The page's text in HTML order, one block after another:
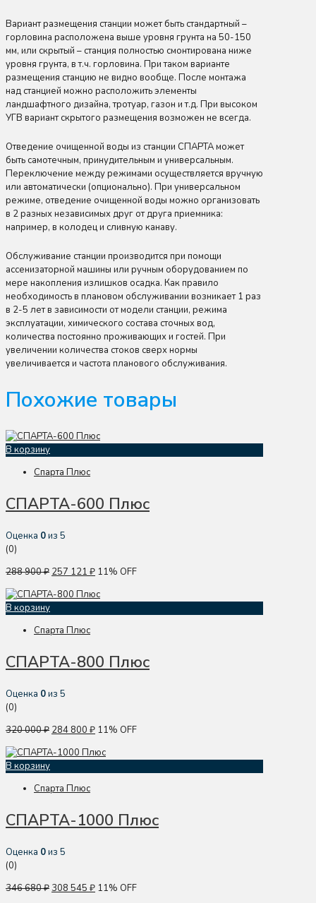
Вариант размещения станции может быть стандартный –
горловина расположена выше уровня грунта на 50-150
мм, или скрытый – станция полностью смонтирована ниже
уровня грунта, в т.ч. горловина. При таком варианте
размещения станцию не видно вообще. После монтажа
над станцией можно расположить элементы
ландшафтного дизайна, тротуар, газон и т.д. При высоком
УГВ вариант скрытого размещения возможен не всегда.
Отведение очищенной воды из станции СПАРТА может
быть самотечным, принудительным и универсальным.
Переключение между режимами осуществляется вручную
или автоматически (опционально). При универсальном
режиме, отведение очищенной воды можно организовать
в 2 разных независимых друг от друга приемника:
например, в колодец и сливную канаву.
Обслуживание станции производится при помощи
ассенизаторной машины или ручным оборудованием по
мере накопления излишков осадка. Как правило
необходимость в плановом обслуживании возникает 1 раз
в 2-5 лет в зависимости от модели станции, режима
эксплуатации, химического состава сточных вод,
количества постоянно проживающих и гостей. При
увеличении количества стоков сверх нормы
увеличивается и частота планового обслуживания.
Похожие товары
В корзину
Спарта Плюс
СПАРТА-600 Плюс
Оценка 0из 5
(0)
288 900₽ 257 121 ₽ 11% OFF
В корзину
Спарта Плюс
СПАРТА-800 Плюс
Оценка 0из 5
(0)
320 000₽ 284 800 ₽ 11% OFF
В корзину
Спарта Плюс
СПАРТА-1000 Плюс
Оценка 0из 5
(0)
346 680₽308 545 ₽ 11% OFF